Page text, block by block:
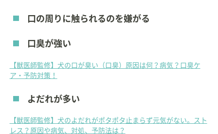
口の周りに触られるのを嫌がる
口臭が強い
【獣医師監修】犬の口が臭い（口臭）原因は何？病気？口臭ケ
ア・予防対策！
よだれが多い
【獣医師監修】犬のよだれがポタポタ止まらず元気がない。スト
レス？原因や病気、対処、予防法は？